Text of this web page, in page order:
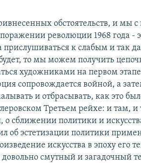
обстоятельств, и мы
революции 1968 года -
прислушиваться к слабым и так
будет, то мы можем получить
художниками на первом
сопровождается войной, а
и отбрасывать, как это
Третьем рейхе: и там,
о сближении политики и
об эстетизации политики
искусства в эпоху его
смутный и загадочный